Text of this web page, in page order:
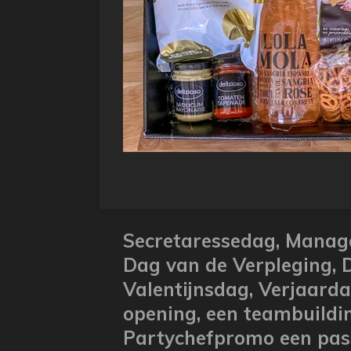
Secretaressedag,
Dag van de Verpleging,
Valentijnsdag,
opening, een
Partychefpromo een